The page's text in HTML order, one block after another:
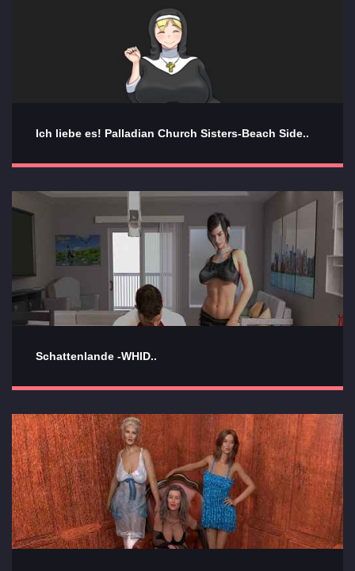
Ich liebe es! Palladian Church Sisters-Beach Side..
Schattenlande -WHID..